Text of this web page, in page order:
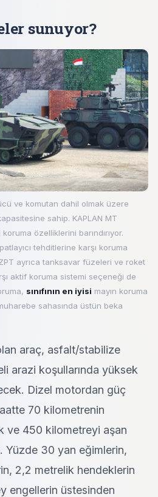
sunuyor?
ve komutan dahil olmak üzere
sahip. KAPLAN MT
özelliklerini barındırıyor.
tehditlerine karşı koruma
ayrıca tanksavar füzeleri ve roket
aktif koruma sistemi seçeneği de
sınıfının en iyisi mayın koruma
sahasında üstün beka
araç, asfalt/stabilize
arazi koşullarında yüksek
Dizel motordan güç
70 kilometrenin
ve 450 kilometreyi aşan
Yüzde 30 yan eğimlerin,
2,2 metrelik hendeklerin
engellerin üstesinden